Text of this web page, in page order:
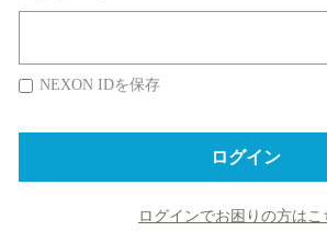
NEXON IDを保存
ログイン
ログインでお困りの方はこ